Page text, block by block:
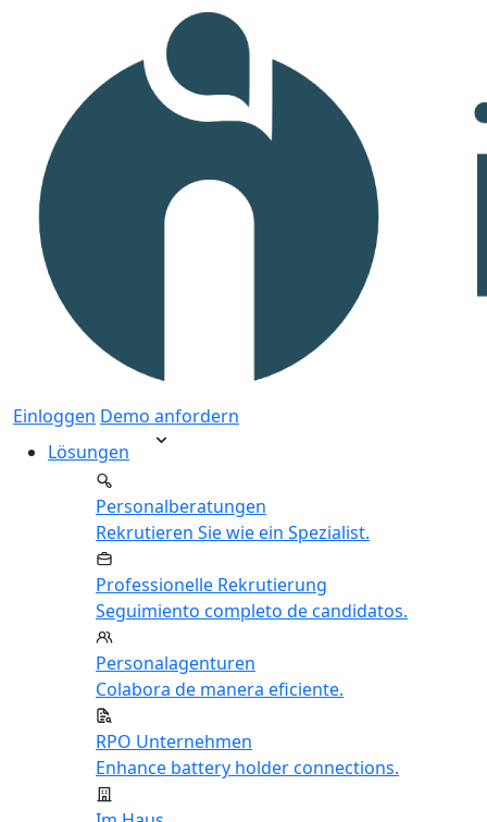
Einloggen Demo anfordern
Lösungen
Personalberatungen
Rekrutieren Sie wie ein Spezialist.
Professionelle Rekrutierung
Seguimiento completo de candidatos.
Personalagenturen
Colabora de manera eficiente.
RPO Unternehmen
Enhance battery holder connections.